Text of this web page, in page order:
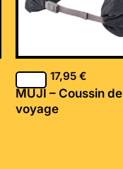
17,95 €
MUJI – Coussin de
voyage